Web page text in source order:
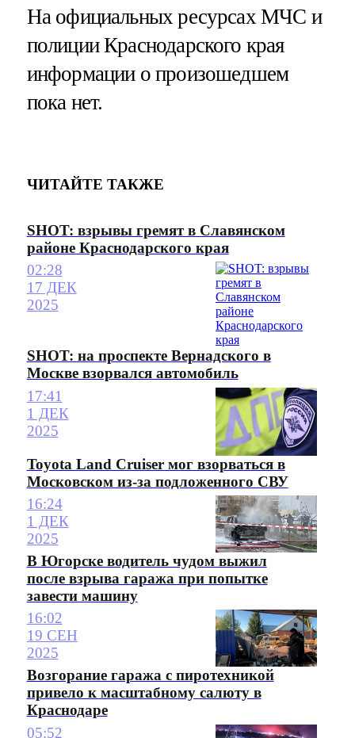
На официальных ресурсах МЧС и
полиции Краснодарского края
информации о произошедшем
пока нет.
ЧИТАЙТЕ ТАКЖЕ
SHOT: взрывы гремят в Славянском
районе Краснодарского края
02:28
17 ДЕК
2025
SHOT: на проспекте Вернадского в
Москве взорвался автомобиль
17:41
1 ДЕК
2025
Toyota Land Cruiser мог взорваться в
Московском из-за подложенного СВУ
16:24
1 ДЕК
2025
В Югорске водитель чудом выжил
после взрыва гаража при попытке
завести машину
16:02
19 СЕН
2025
Возгорание гаража с пиротехникой
привело к масштабному салюту в
Краснодаре
05:52